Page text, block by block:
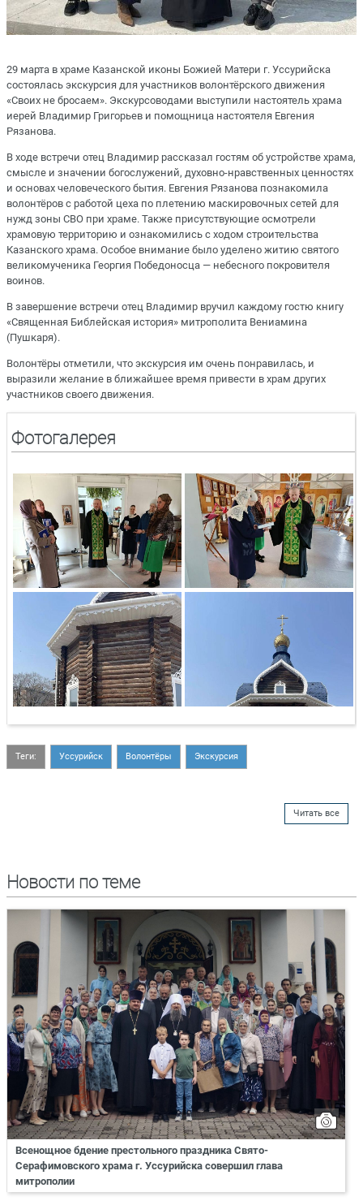
29 марта в храме Казанской иконы Божией Матери г. Уссурийска
состоялась экскурсия для участников волонтёрского движения
«Своих не бросаем». Экскурсоводами выступили настоятель храма
иерей Владимир Григорьев и помощница настоятеля Евгения
Рязанова.
В ходе встречи отец Владимир рассказал гостям об устройстве храма,
смысле и значении богослужений, духовно-нравственных ценностях
и основах человеческого бытия. Евгения Рязанова познакомила
волонтёров с работой цеха по плетению маскировочных сетей для
нужд зоны СВО при храме. Также присутствующие осмотрели
храмовую территорию и ознакомились с ходом строительства
Казанского храма. Особое внимание было уделено житию святого
великомученика Георгия Победоносца — небесного покровителя
воинов.
В завершение встречи отец Владимир вручил каждому гостю книгу
«Священная Библейская история» митрополита Вениамина
(Пушкаря).
Волонтёры отметили, что экскурсия им очень понравилась, и
выразили желание в ближайшее время привести в храм других
участников своего движения.
Фотогалерея
Теги: Уссурийск Волонтёры Экскурсия
Читать все
Новости по теме
Всенощное бдение престольного праздника Свято-
Серафимовского храма г. Уссурийска совершил глава
митрополии